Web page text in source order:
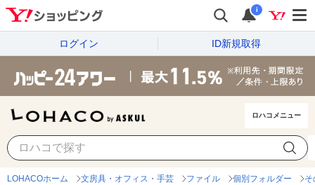
i
ログイン ID新規取得
ロハコメニュー
LOHACOホーム 文房具・オフィス・手芸 ファイル 個別フォルダー そ